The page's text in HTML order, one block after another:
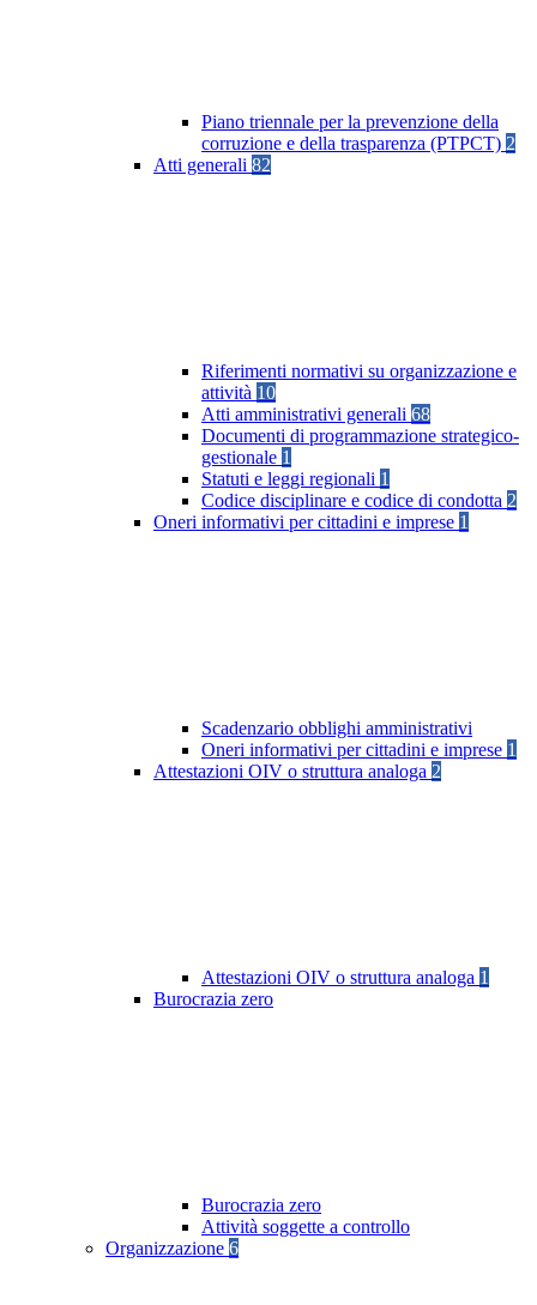
Piano triennale per la prevenzione della
corruzione e della trasparenza (PTPCT) 2
Atti generali 82
Riferimenti normativi su organizzazione e
attività 10
Atti amministrativi generali 68
Documenti di programmazione strategico-
gestionale 1
Statuti e leggi regionali 1
Codice disciplinare e codice di condotta 2
Oneri informativi per cittadini e imprese 1
Scadenzario obblighi amministrativi
Oneri informativi per cittadini e imprese 1
Attestazioni OIV o struttura analoga 2
Attestazioni OIV o struttura analoga 1
Burocrazia zero
Burocrazia zero
Attività soggette a controllo
Organizzazione 6